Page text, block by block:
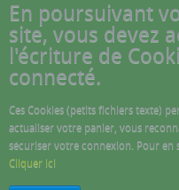
En poursuivant
site, vous devez
l'écriture de
connecté.
Ces Cookies (petits fichiers texte)
actualiser votre panier, vous
sécuriser votre connexion. Pour en
Cliquer ici